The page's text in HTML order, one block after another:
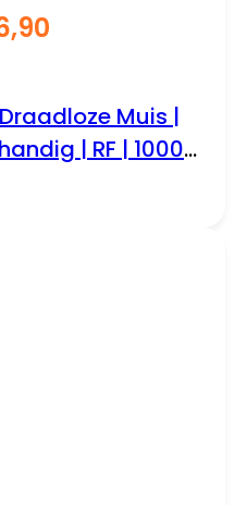
Muis |
| RF | 1000